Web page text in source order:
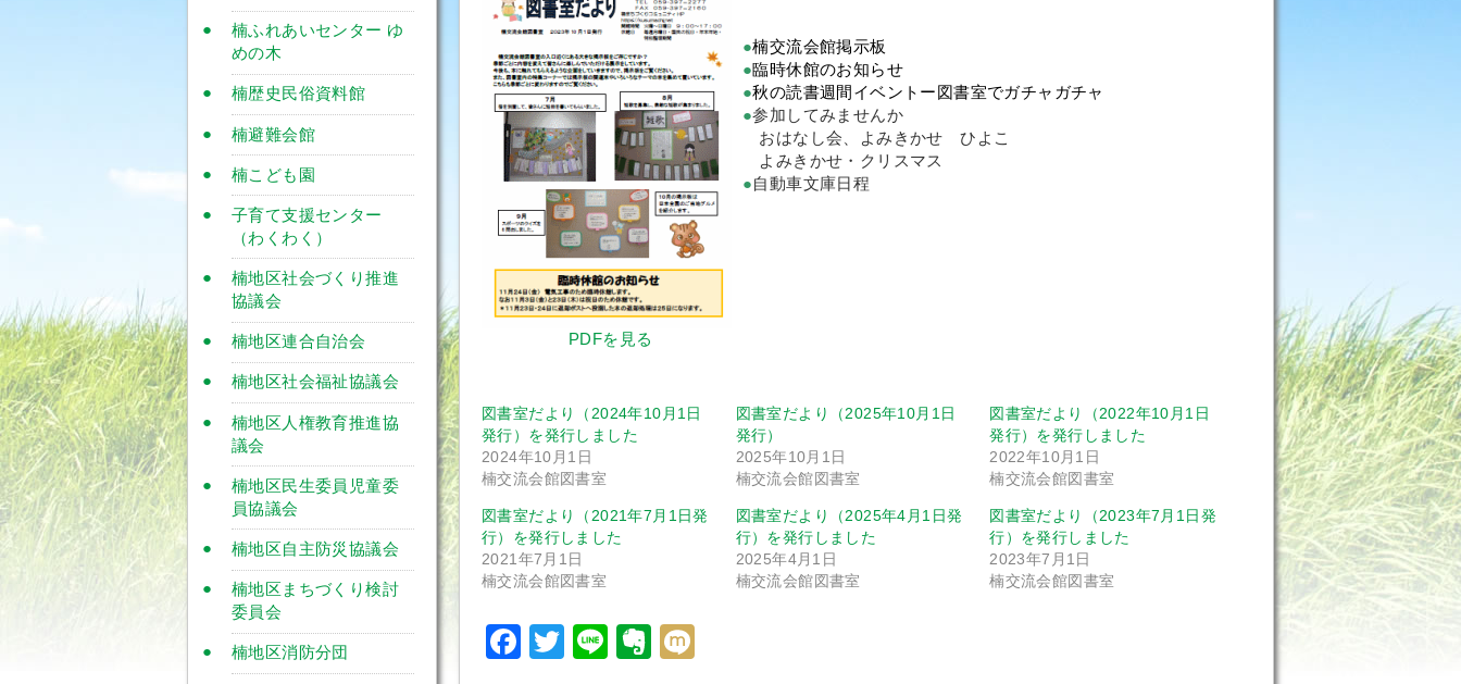
●楠交流会館掲示板
●臨時休館のお知らせ
●秋の読書週間イベントー図書室でガチャガチャ
●参加してみませんか
おはなし会、よみきかせ ひよこ
よみきかせ・クリスマス
●自動車文庫日程
PDFを見る
図書室だより（2024年10月1日
発行）を発行しました
2024年10月1日
楠交流会館図書室
図書室だより（2025年10月1日
発行）
2025年10月1日
楠交流会館図書室
図書室だより（2022年10月1日
発行）を発行しました
2022年10月1日
楠交流会館図書室
図書室だより（2021年7月1日発
行）を発行しました
2021年7月1日
楠交流会館図書室
図書室だより（2025年4月1日発
行）を発行しました
2025年4月1日
楠交流会館図書室
図書室だより（2023年7月1日発
行）を発行しました
2023年7月1日
楠交流会館図書室
Facebook
Twitter
LineEvernote
楠ふれあいセンター ゆ
めの木
楠歴史民俗資料館
楠避難会館
楠こども園
子育て支援センター
（わくわく）
楠地区社会づくり推進
協議会
楠地区連合自治会
楠地区社会福祉協議会
楠地区人権教育推進協
議会
楠地区民生委員児童委
員協議会
楠地区自主防災協議会
楠地区まちづくり検討
委員会
楠地区消防分団